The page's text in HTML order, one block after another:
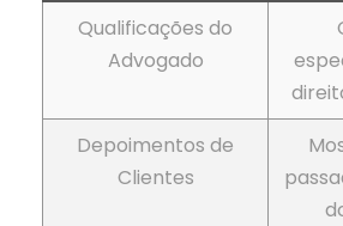
Qualificações do
Advogado
Depoimentos de
Clientes